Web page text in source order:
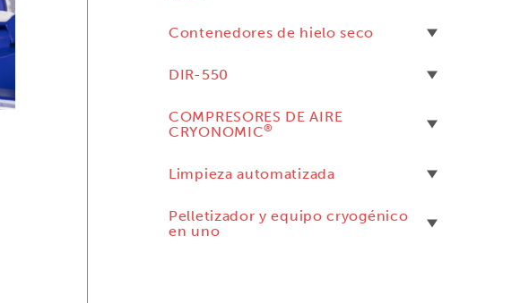
Contenedores de hielo seco
DIR-550
COMPRESORES DE AIRE
CRYONOMIC®
Limpieza automatizada
Pelletizador y equipo cryogénico
en uno